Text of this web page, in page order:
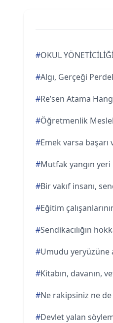
#OKUL
#Algı, Gerçeği
#Re’sen Atama
#Öğretmenlik
#Emek varsa başarı
#Mutfak yangın yeri
#Bir vakıf insanı,
#Eğitim
#Sendikacılığın
#Umudu yeryüzüne
#Kitabın, davanın,
#Ne rakipsiniz ne
#Devlet yalan